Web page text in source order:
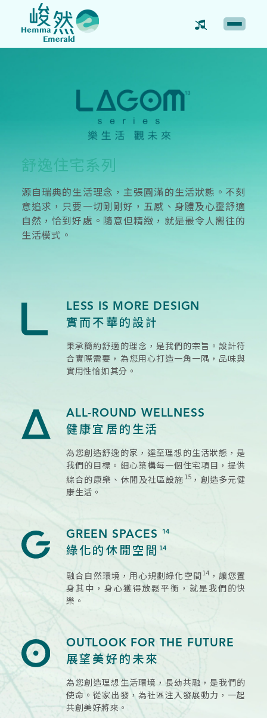
舒逸住宅系列
源自瑞典的生活理念，主張圓滿的生活狀態。不刻
意追求，只要一切剛剛好，五感、身體及心靈舒適
自然，恰到好處。隨意但精緻，就是最令人嚮往的
生活模式。
LESS IS MORE DESIGN
實而不華的設計
秉承簡約舒適的理念，是我們的宗旨。設計符
合實際需要，為您用心打造一角一隅，品味與
實用性恰如其分。
ALL-ROUND WELLNESS
健康宜居的生活
為您創造舒逸的家，達至理想的生活狀態，是
我們的目標。細心築構每一個住宅項目，提供
綜合的康樂、休閒及社區設施15，創造多元健
康生活。
GREEN SPACES 14
綠化的休閒空間 14
融合自然環境，用心規劃綠化空間14 ，讓您置
身其中，身心獲得放鬆平衡，就是我們的快
樂。
OUTLOOK FOR THE FUTURE
展望美好的未來
為您創造理想生活環境，長幼共融，是我們的
使命。從家出發，為社區注入發展動力，一起
共創美好將來。